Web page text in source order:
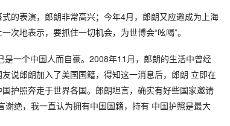
的表演，郎朗非常高兴；今年4月，郎朗又应邀成为上海
次地表示，要抓住一切机会，为世博会“吆喝”。
是一个中国人而自豪。2008年11月，郎朗的生活中曾经
说郎朗加入了美国国籍，得知这一消息后，郎朗 立即在
护照奔走于世界各国。郎朗坦言，确实有好些国家邀请
谢绝，我一直认为拥有中国国籍，持有 中国护照是最大